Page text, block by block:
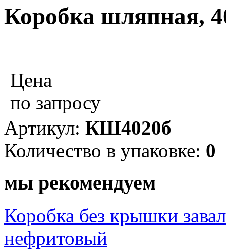
Коробка шляпная,
Цена
по запросу
Артикул: КШ4020б
Количество в упаковке: 0
мы рекомендуем
Коробка без крышки
нефритовый